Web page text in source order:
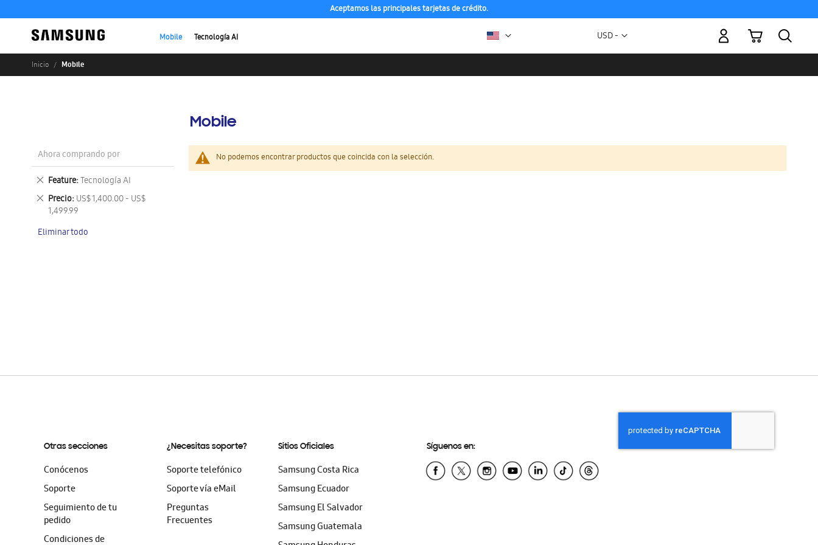
Aceptamos las principales tarjetas de crédito.
Mobile Tecnología AI Moneda
USD -
Mi carrito
Inicio Mobile
Mobile
No podemos encontrar productos que coincida con la selección.
Ahora comprando por
Feature Tecnología AI
Eliminar
este
artículo
Precio US$ 1,400.00 - US$
1,499.99
Eliminar
este
Eliminar todo
Otras secciones
Conócenos
Soporte
Seguimiento de tu
pedido
Condiciones de
¿Necesitas soporte?
Soporte telefónico
Soporte vía eMail
Preguntas
Frecuentes
Sitios Oficiales
Samsung Costa Rica
Samsung Ecuador
Samsung El Salvador
Samsung Guatemala
Síguenos en: